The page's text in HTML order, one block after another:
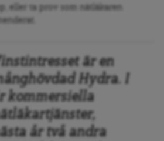
eller ta prov som nätläkaren
är en
Hydra. I
kommersiella
år två andra